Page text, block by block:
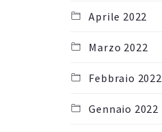
Aprile 2022
Marzo 2022
Febbraio 2022
Gennaio 2022